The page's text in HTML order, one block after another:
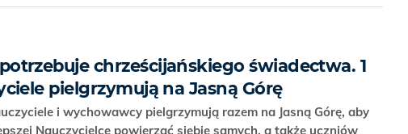
chrześcijańskiego świadectwa. 1
pielgrzymują na Jasną Górę
i wychowawcy pielgrzymują razem na Jasną Górę, aby
Nauczycielce powierzać siebie samych, a także uczniów